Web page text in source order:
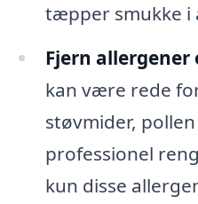
tæpper smukke i
Fjern
kan være rede
støvmider,
professionel
kun disse